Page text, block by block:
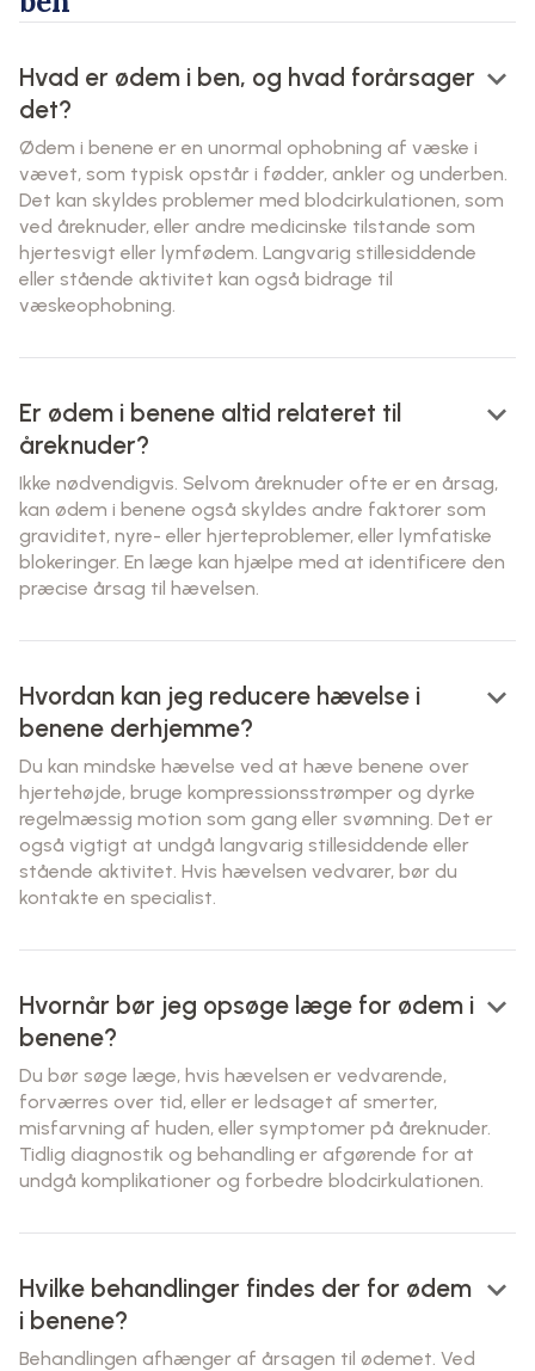
Hvad er ødem i ben, og hvad forårsager
det?
keyboard_arrow_down
Ødem i benene er en unormal ophobning af væske i
vævet, som typisk opstår i fødder, ankler og underben.
Det kan skyldes problemer med blodcirkulationen, som
ved åreknuder, eller andre medicinske tilstande som
hjertesvigt eller lymfødem. Langvarig stillesiddende
eller stående aktivitet kan også bidrage til
væskeophobning.
Er ødem i benene altid relateret til
åreknuder?
keyboard_arrow_down
Ikke nødvendigvis. Selvom åreknuder ofte er en årsag,
kan ødem i benene også skyldes andre faktorer som
graviditet, nyre- eller hjerteproblemer, eller lymfatiske
blokeringer. En læge kan hjælpe med at identificere den
præcise årsag til hævelsen.
Hvordan kan jeg reducere hævelse i
benene derhjemme?
keyboard_arrow_down
Du kan mindske hævelse ved at hæve benene over
hjertehøjde, bruge kompressionsstrømper og dyrke
regelmæssig motion som gang eller svømning. Det er
også vigtigt at undgå langvarig stillesiddende eller
stående aktivitet. Hvis hævelsen vedvarer, bør du
kontakte en specialist.
Hvornår bør jeg opsøge læge for ødem i
benene?
keyboard_arrow_down
Du bør søge læge, hvis hævelsen er vedvarende,
forværres over tid, eller er ledsaget af smerter,
misfarvning af huden, eller symptomer på åreknuder.
Tidlig diagnostik og behandling er afgørende for at
undgå komplikationer og forbedre blodcirkulationen.
Hvilke behandlinger findes der for ødem
i benene?
keyboard_arrow_down
Behandlingen afhænger af årsagen til ødemet. Ved